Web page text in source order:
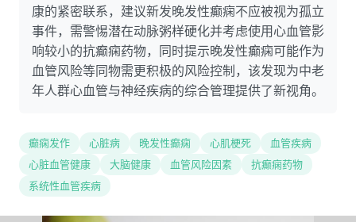
康的紧密联系，建议新发晚发性癫痫不应被视为孤立
事件，需警惕潜在动脉粥样硬化并考虑使用心血管影
响较小的抗癫痫药物，同时提示晚发性癫痫可能作为
血管风险等同物需更积极的风险控制，该发现为中老
年人群心血管与神经疾病的综合管理提供了新视角。
癫痫发作 心脏病 晚发性癫痫 心肌梗死
血管疾病
心脏血管健康
大脑健康 血管风险因素
抗癫痫药物
系统性血管疾病